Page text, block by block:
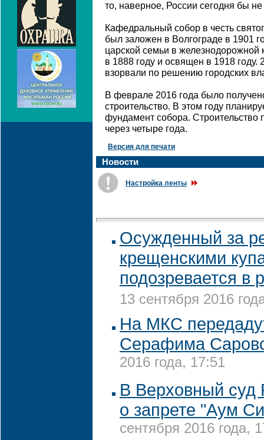
то, наверное, России сегодня бы
Кафедральный собор в честь
был заложен в Волгограде в 1901
царской семьи в железнодорожной
в 1888 году и освящен в 1918 году.
взорвали по решению городских
В феврале 2016 года было
строительство. В этом году
фундамент собора. Строительство
через четыре года.
Версия для печати
Новости
Настройка ленты
Осужденный за
крещенскими
подозревается в
13 сентября 2016
На МКС
Серафима
2016 года, 17:51
В Верховный суд
о запрете "Аум
сентября 2016 года,